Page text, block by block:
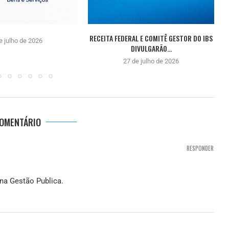
julho de 2026
RECEITA FEDERAL E COMITÊ GESTOR DO IBS
DIVULGARÃO...
27 de julho de 2026
Gestão Publica.
RESPONDER